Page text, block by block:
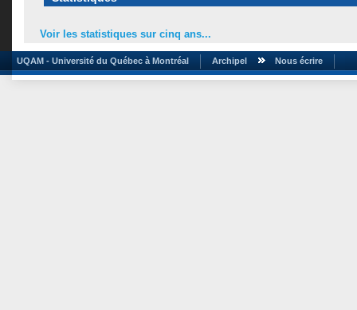
Voir les statistiques sur cinq ans...
UQAM - Université du Québec à Montréal Archipel Nous écrire